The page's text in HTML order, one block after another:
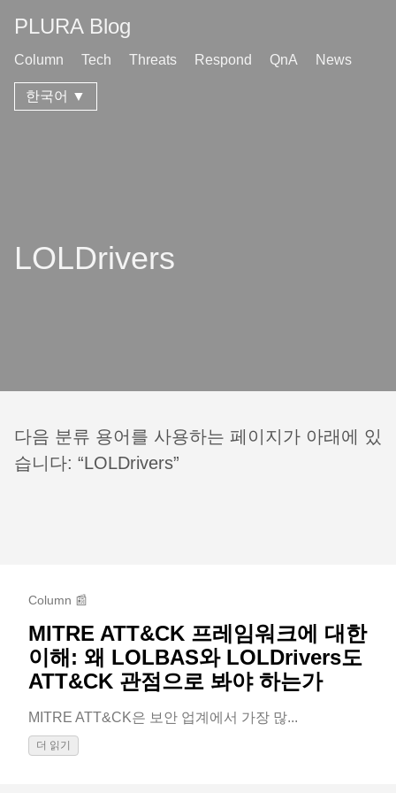
PLURA Blog
Column Tech Threats Respond QnA News
한국어 ▼
LOLDrivers
다음 분류 용어를 사용하는 페이지가 아래에 있
습니다: “LOLDrivers”
Column 📰
MITRE ATT&CK 프레임워크에 대한
이해: 왜 LOLBAS와 LOLDrivers도
ATT&CK 관점으로 봐야 하는가
MITRE ATT&CK은 보안 업계에서 가장 많...
더 읽기